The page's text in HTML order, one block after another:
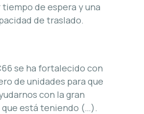
de espera y una
de traslado.
se ha fortalecido con
de unidades para que
con la gran
que está teniendo (…).